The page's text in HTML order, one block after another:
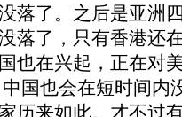
落了。之后是亚洲
落了，只有香港还
也在兴起，正在对
国也会在短时间内
历来如此。才不过